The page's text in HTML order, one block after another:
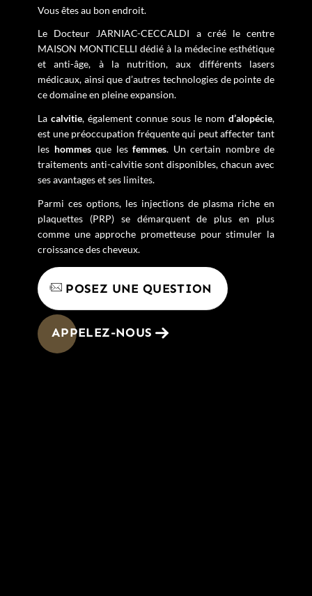
Vous êtes au bon endroit.
Le Docteur JARNIAC-CECCALDI a créé le centre
MAISON MONTICELLI dédié à la médecine esthétique
et anti-âge, à la nutrition, aux différents lasers
médicaux, ainsi que d’autres technologies de pointe de
ce domaine en pleine expansion.
La calvitie, également connue sous le nom d’alopécie,
est une préoccupation fréquente qui peut affecter tant
les hommesque les femmes. Un certain nombre de
traitements anti-calvitie sont disponibles, chacun avec
ses avantages et ses limites.
Parmi ces options, les injections de plasma riche en
plaquettes (PRP) se démarquent de plus en plus
comme une approche prometteuse pour stimuler la
croissance des cheveux.
POSEZ UNE QUESTION
APPELEZ-NOUS